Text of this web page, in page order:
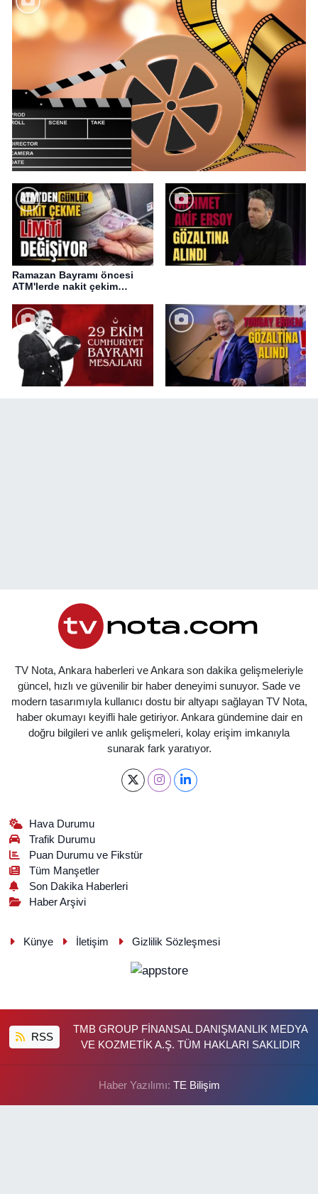
Ramazan Bayramı öncesi
ATM'lerde nakit çekim
TV Nota, Ankara haberleri ve Ankara son dakika gelişmeleriyle
güncel, hızlı ve güvenilir bir haber deneyimi sunuyor. Sade ve
modern tasarımıyla kullanıcı dostu bir altyapı sağlayan TV Nota,
haber okumayı keyifli hale getiriyor. Ankara gündemine dair en
doğru bilgileri ve anlık gelişmeleri, kolay erişim imkanıyla
sunarak fark yaratıyor.
Hava Durumu
Trafik Durumu
Puan Durumu ve Fikstür
Tüm Manşetler
Son Dakika Haberleri
Haber Arşivi
Künye İletişim Gizlilik Sözleşmesi
RSS
TMB GROUP FİNANSAL DANIŞMANLIK MEDYA
VE KOZMETİK A.Ş. TÜM HAKLARI SAKLIDIR
Haber Yazılımı: TE Bilişim